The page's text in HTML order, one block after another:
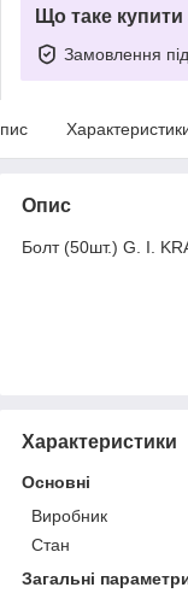
Що таке
Замовлення
Опис
Болт (50шт.) G. I.
Характеристики
Основні
Виробник
Стан
Загальні